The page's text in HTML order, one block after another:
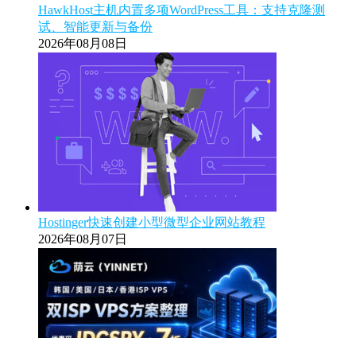
HawkHost主机内置多项WordPress工具：支持克隆测
试、智能更新与备份
2026年08月08日
Hostinger快速创建小型微型企业网站教程
2026年08月07日